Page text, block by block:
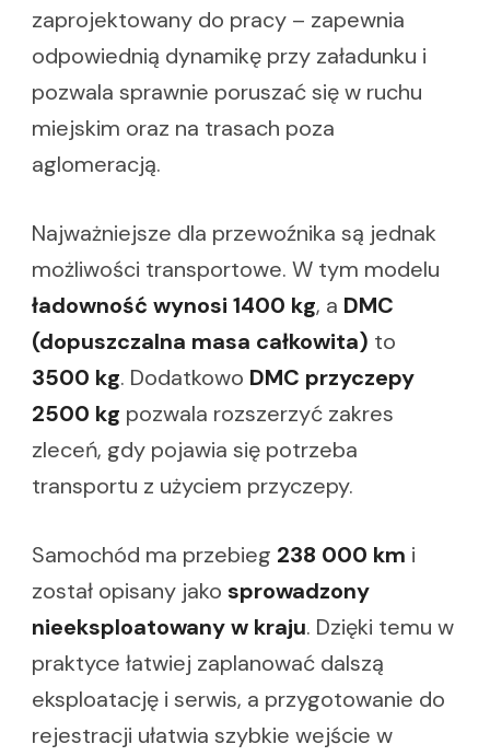
zaprojektowany do pracy – zapewnia
odpowiednią dynamikę przy załadunku i
pozwala sprawnie poruszać się w ruchu
miejskim oraz na trasach poza
aglomeracją.
Najważniejsze dla przewoźnika są jednak
możliwości transportowe. W tym modelu
ładowność wynosi 1400 kg, a DMC
(dopuszczalna masa całkowita) to
3500 kg. Dodatkowo DMC przyczepy
2500 kg pozwala rozszerzyć zakres
zleceń, gdy pojawia się potrzeba
transportu z użyciem przyczepy.
Samochód ma przebieg 238 000 km i
został opisany jako sprowadzony
nieeksploatowany w kraju. Dzięki temu w
praktyce łatwiej zaplanować dalszą
eksploatację i serwis, a przygotowanie do
rejestracji ułatwia szybkie wejście w